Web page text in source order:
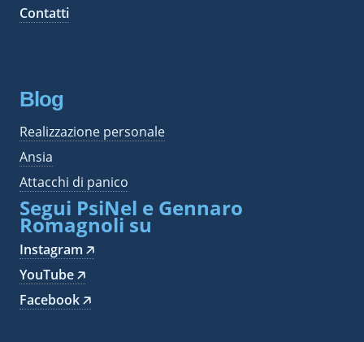
Contatti
Blog
Realizzazione personale
Ansia
Attacchi di panico
Segui PsiNel e Gennaro
Romagnoli su
Instagram 🡥
YouTube 🡥
Facebook 🡥